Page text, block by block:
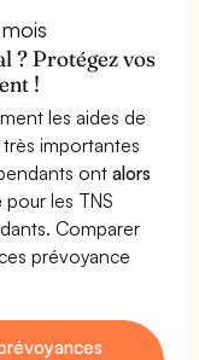
? Protégez vos
!
les aides de
importantes
ontalors
pour les TNS
Comparer
prévoyance